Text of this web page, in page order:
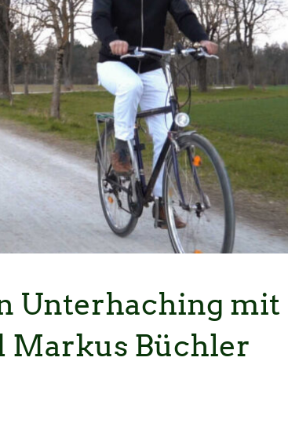
Unterhaching mit
Markus Büchler